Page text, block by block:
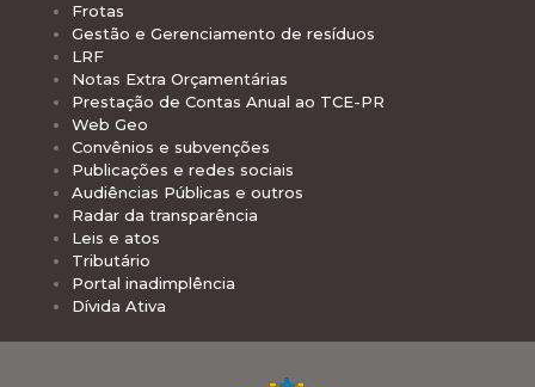
Frotas
Gestão e Gerenciamento de resíduos
LRF
Notas Extra Orçamentárias
Prestação de Contas Anual ao TCE-PR
Web Geo
Convênios e subvenções
Publicações e redes sociais
Audiências Públicas e outros
Radar da transparência
Leis e atos
Tributário
Portal inadimplência
Dívida Ativa